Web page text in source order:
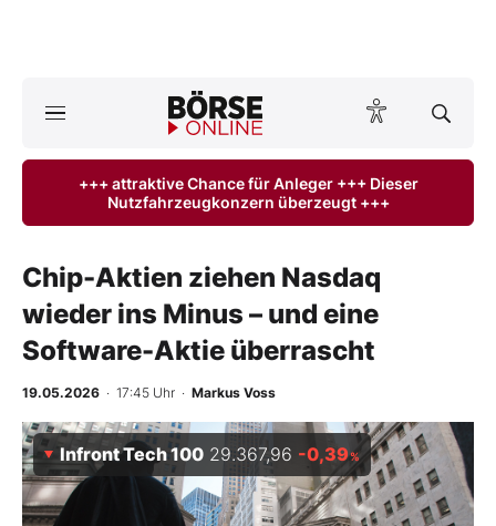
ktuelle Ausgabe BÖRSE ONLINE lesen
Anlageprodukte
Finanz-Check
BO-Musterdepots
Experten
+++ attraktive Chance für Anleger +++ Dieser
Nutzfahrzeugkonzern überzeugt +++
Chip-Aktien ziehen Nasdaq
wieder ins Minus – und eine
Software-Aktie überrascht
19.05.2026 · 17:45 Uhr · Markus Voss
Infront Tech 100 29.367,96 -0,39%